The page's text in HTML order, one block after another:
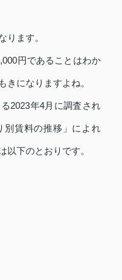
ります。
円であることはわか
きになりますよね。
2023年4月に調査され
別賃料の推移」によれ
以下のとおりです。